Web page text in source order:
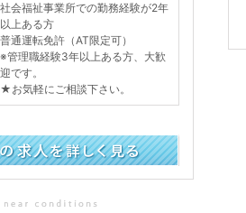
社会福祉事業所での勤務経験が2年
以上ある方
普通運転免許（AT限定可）
※管理職経験3年以上ある方、大歓
迎です。
★お気軽にご相談下さい。